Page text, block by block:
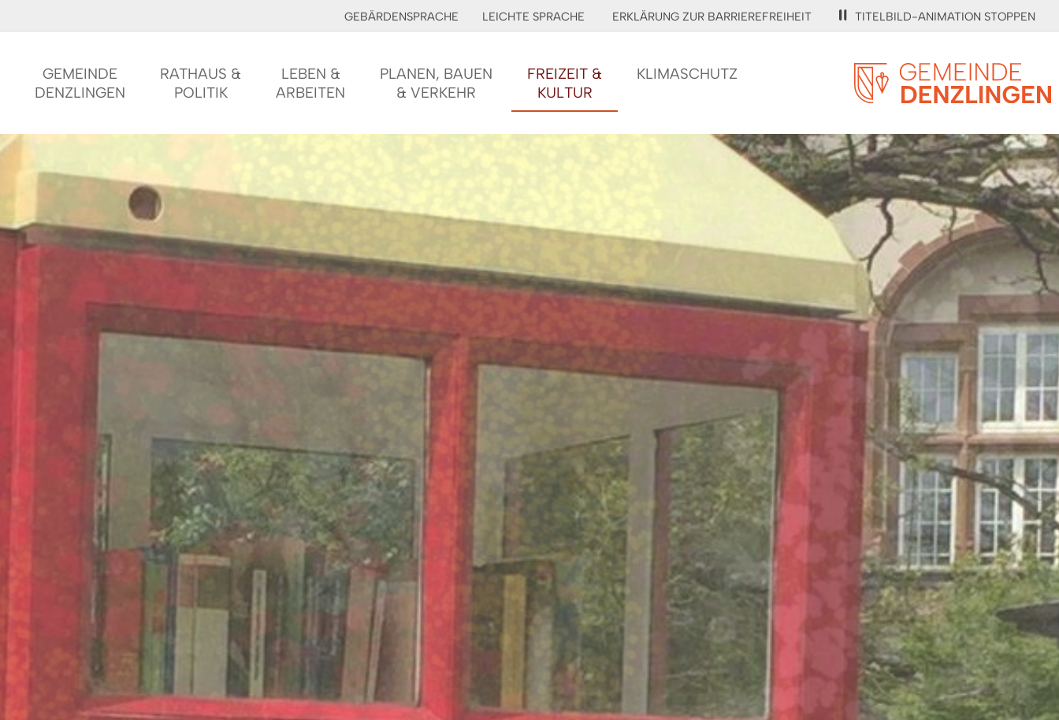
GEBÄRDENSPRACHE LEICHTE SPRACHE ERKLÄRUNG ZUR BARRIEREFREIHEIT TITELBILD-ANIMATION STOPPEN
GEMEINDE
DENZLINGEN
RATHAUS &
POLITIK
LEBEN &
ARBEITEN
PLANEN, BAUEN
& VERKEHR
FREIZEIT &
KULTUR
KLIMASCHUTZ